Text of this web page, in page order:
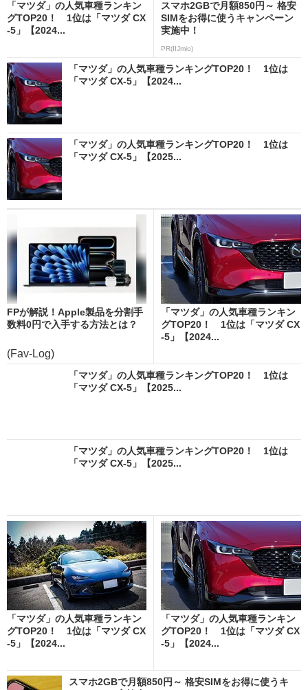
「マツダ」の人気車種ランキン
グTOP20！ 1位は「マツダ CX
-5」【2024...
スマホ2GBで月額850円～ 格安
SIMをお得に使うキャンペーン
実施中！
PR(IIJmio)
「マツダ」の人気車種ランキングTOP20！ 1位は
「マツダ CX-5」【2024...
「マツダ」の人気車種ランキングTOP20！ 1位は
「マツダ CX-5」【2025...
FPが解説！Apple製品を分割手
数料0円で入手する方法とは？
(Fav-Log)
「マツダ」の人気車種ランキン
グTOP20！ 1位は「マツダ CX
-5」【2024...
「マツダ」の人気車種ランキングTOP20！ 1位は
「マツダ CX-5」【2025...
「マツダ」の人気車種ランキングTOP20！ 1位は
「マツダ CX-5」【2025...
「マツダ」の人気車種ランキン
グTOP20！ 1位は「マツダ CX
-5」【2024...
「マツダ」の人気車種ランキン
グTOP20！ 1位は「マツダ CX
-5」【2024...
スマホ2GBで月額850円～ 格安SIMをお得に使うキ